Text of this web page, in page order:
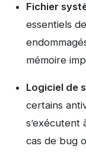
Fichier
essentiels
mémoire
Logiciel de
certains
s’exécutent
cas de bug